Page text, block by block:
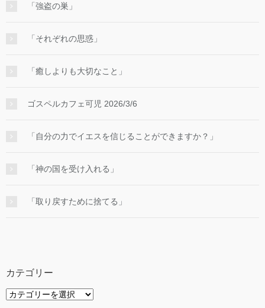
「強盗の巣」
「それぞれの思惑」
「癒しよりも大切なこと」
ゴスペルカフェ可児 2026/3/6
「自分の力でイエスを信じることができますか？」
「神の国を受け入れる」
「取り戻すために捨てる」
カテゴリー
カ